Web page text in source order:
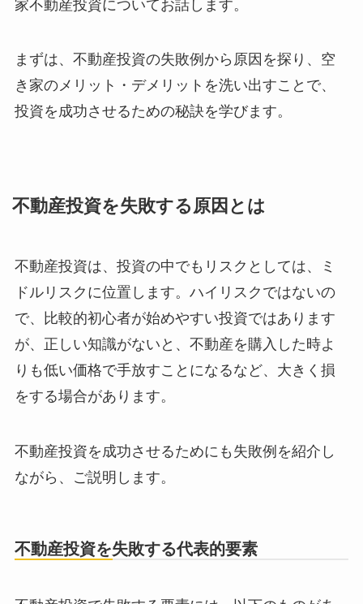
家不動産投資についてお話します。
まずは、不動産投資の失敗例から原因を探り、空
き家のメリット・デメリットを洗い出すことで、
投資を成功させるための秘訣を学びます。
不動産投資を失敗する原因とは
不動産投資は、投資の中でもリスクとしては、ミ
ドルリスクに位置します。ハイリスクではないの
で、比較的初心者が始めやすい投資ではあります
が、正しい知識がないと、不動産を購入した時よ
りも低い価格で手放すことになるなど、大きく損
をする場合があります。
不動産投資を成功させるためにも失敗例を紹介し
ながら、ご説明します。
不動産投資を失敗する代表的要素